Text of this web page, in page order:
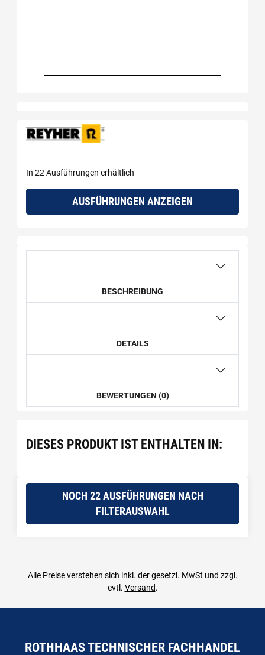
In 22 Ausführungen erhältlich
AUSFÜHRUNGEN ANZEIGEN
BESCHREIBUNG
DETAILS
BEWERTUNGEN (0)
DIESES PRODUKT IST ENTHALTEN IN:
NOCH 22 AUSFÜHRUNGEN NACH
FILTERAUSWAHL
Alle Preise verstehen sich inkl. der gesetzl. MwSt und zzgl.
evtl. Versand.
ROTHHAAS TECHNISCHER FACHHANDEL